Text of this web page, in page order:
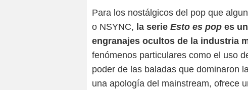
Para los nostálgicos del pop que
o NSYNC, la serie Esto es pop es
engranajes ocultos de la industria
fenómenos particulares como el uso
poder de las baladas que dominaron
una apología del mainstream, ofrece